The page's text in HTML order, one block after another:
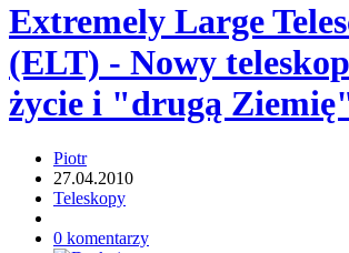
Extremely Large
(ELT) - Nowy
życie i "drugą
Piotr
27.04.2010
Teleskopy
0 komentarzy